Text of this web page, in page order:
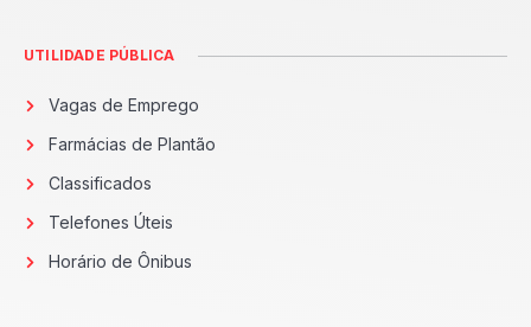
UTILIDADE PÚBLICA
Vagas de Emprego
Farmácias de Plantão
Classificados
Telefones Úteis
Horário de Ônibus